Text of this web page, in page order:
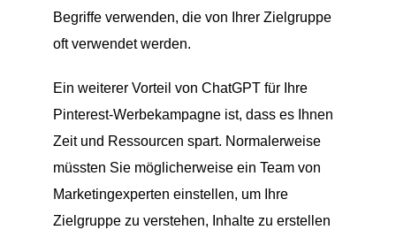
Begriffe verwenden, die von Ihrer Zielgruppe
oft verwendet werden.
Ein weiterer Vorteil von ChatGPT für Ihre
Pinterest-Werbekampagne ist, dass es Ihnen
Zeit und Ressourcen spart. Normalerweise
müssten Sie möglicherweise ein Team von
Marketingexperten einstellen, um Ihre
Zielgruppe zu verstehen, Inhalte zu erstellen